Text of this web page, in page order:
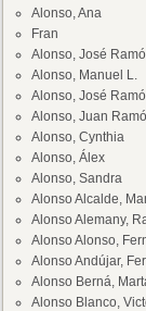
Alonso, Ana
Fran
Alonso, José
Alonso, Manuel L.
Alonso, José
Alonso, Juan
Alonso, Cynthia
Alonso, Álex
Alonso, Sandra
Alonso Alcalde,
Alonso Alemany,
Alonso Alonso,
Alonso Andújar,
Alonso Berná,
Alonso Blanco,